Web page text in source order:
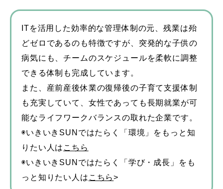
ITを活用した効率的な管理体制の元、残業は殆
どゼロであるのも特徴ですが、突発的な子供の
病気にも、チームのスケジュールを柔軟に調整
できる体制も完成しています。
また、産前産後休業の復帰後の子育て支援体制
も充実していて、女性であっても長期就業が可
能なライフワークバランスの取れた企業です。
◉いきいきSUNではたらく「環境」をもっと知
りたい人は こちら
◉いきいきSUNではたらく「学び・成長」をも
っと知りたい人は こちら>